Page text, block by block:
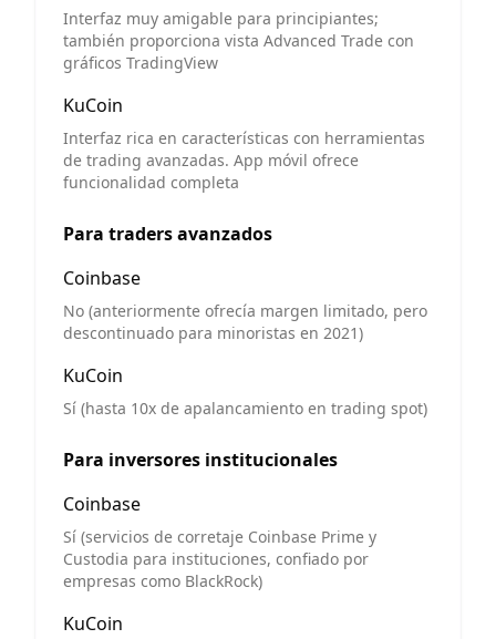
Interfaz muy amigable para principiantes;
también proporciona vista Advanced Trade con
gráficos TradingView
KuCoin
Interfaz rica en características con herramientas
de trading avanzadas. App móvil ofrece
funcionalidad completa
Para traders avanzados
Coinbase
No (anteriormente ofrecía margen limitado, pero
descontinuado para minoristas en 2021)
KuCoin
Sí (hasta 10x de apalancamiento en trading spot)
Para inversores institucionales
Coinbase
Sí (servicios de corretaje Coinbase Prime y
Custodia para instituciones, confiado por
empresas como BlackRock)
KuCoin